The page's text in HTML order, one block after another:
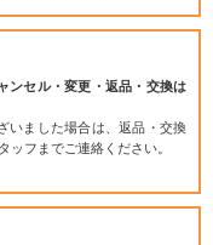
ンセル・変更・返品・交換は
いました場合は、返品・交換
ッフまでご連絡ください。